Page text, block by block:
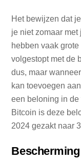
Het bewijzen dat
je niet zomaar
hebben vaak
volgestopt met de
dus, maar
kan toevoegen
een beloning in de
Bitcoin is deze
2024 gezakt naar